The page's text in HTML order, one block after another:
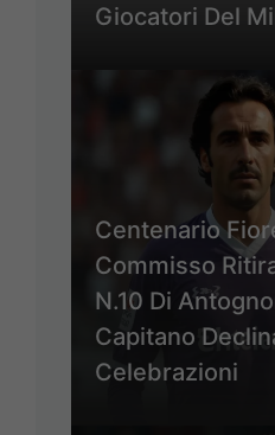
Giocatori Del
Centenario
Commisso
N.10 Di
Capitano
Celebrazioni